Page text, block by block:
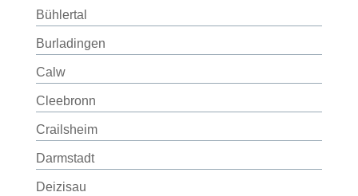
Bühlertal
Burladingen
Calw
Cleebronn
Crailsheim
Darmstadt
Deizisau